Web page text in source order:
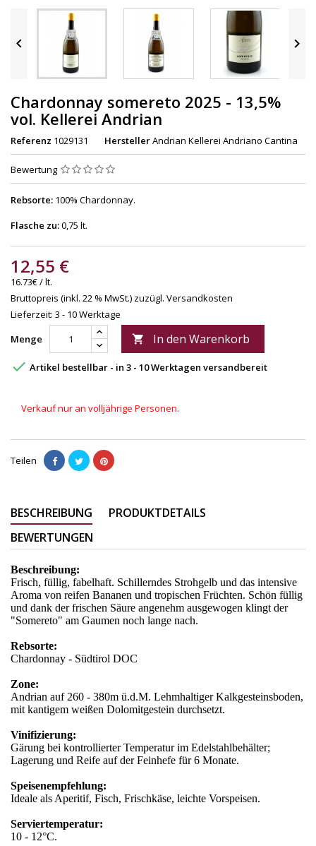
 
Chardonnay somereto 2025 - 13,5%
vol. Kellerei Andrian
Referenz 1029131 HerstellerAndrian Kellerei Andriano Cantina
Bewertung
Rebsorte: 100% Chardonnay.
Flasche zu:0,75 lt.
12,55 €
16.73€ / lt.
Bruttopreis (inkl. 22 % MwSt.) zuzügl. Versandkosten
Lieferzeit: 3 - 10 Werktage
Menge
 In den Warenkorb
 Artikel bestellbar - in 3 - 10 Werktagen versandbereit
Verkauf nur an volljährige Personen.
Teilen
BESCHREIBUNG
PRODUKTDETAILS
BEWERTUNGEN
Beschreibung:
Frisch, füllig, fabelhaft. Schillerndes Strohgelb und das intensive
Aroma von reifen Bananen und tropischen Früchten. Schön füllig
und dank der frischen Säure angenehm ausgewogen klingt der
"Somereto" am Gaumen noch lange nach.
Rebsorte:
Chardonnay - Südtirol DOC
Zone:
Andrian auf 260 - 380m ü.d.M. Lehmhaltiger Kalkgesteinsboden,
mit kantigem weißen Dolomitgestein durchsetzt.
Vinifizierung:
Gärung bei kontrollierter Temperatur im Edelstahlbehälter;
Lagerung und Reife auf der Feinhefe für 6 Monate.
Speisenempfehlung:
Ideale als Aperitif, Fisch, Frischkäse, leichte Vorspeisen.
Serviertemperatur:
10 - 12°C.